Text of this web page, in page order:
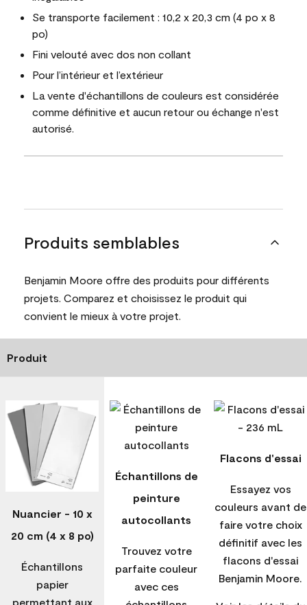
Se transporte facilement : 10,2 x 20,3 cm (4 po x 8
po)
Fini velouté avec dos non collant
Pour l’intérieur et l’extérieur
La vente d'échantillons de couleurs est considérée
comme définitive et aucun retour ou échange n'est
autorisé.
Produits semblables
Benjamin Moore offre des produits pour différents
projets. Comparez et choisissez le produit qui
convient le mieux à votre projet.
Produit
Nuancier - 10 x
20 cm (4 x 8 po)
Échantillons
papier
permettant aux
Échantillons de
peinture
autocollants
Trouvez votre
parfaite couleur
avec ces
Flacons d'essai
Essayez vos
couleurs avant de
faire votre choix
définitif avec les
flacons d'essai
Benjamin Moore.